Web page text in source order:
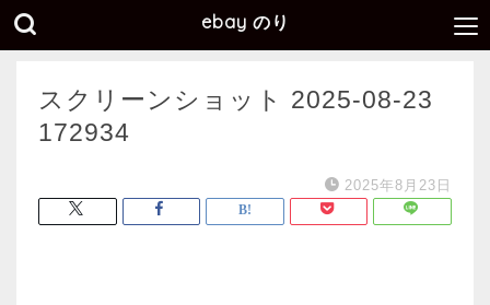
ebay のり
スクリーンショット 2025-08-23
172934
2025年8月23日